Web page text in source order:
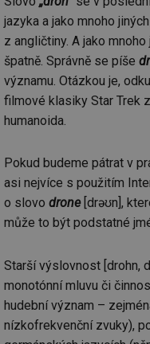
jazyka a jako mnoho
z angličtiny. A jako
špatně. Správně se píše
významu. Otázkou je,
filmové klasiky Star Trek
humanoida.
Pokud budeme pátrat v
asi nejvíce s použitím
o slovo drone[drəʊn],
může to být podstatné
Starší výslovnost [drohn,
monotónní mluvu či
hudební význam –
nízkofrekvenční zvuky),